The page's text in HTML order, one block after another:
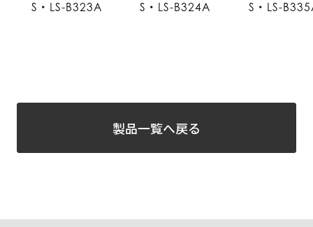
S・LS-B323A S・LS-B324A S・LS-
製品一覧へ戻る